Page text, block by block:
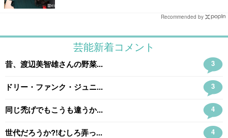
Recommended by